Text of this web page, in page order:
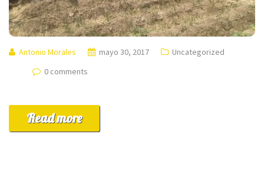
Antonio Morales mayo 30, 2017
Uncategorized
0 comments
Read more